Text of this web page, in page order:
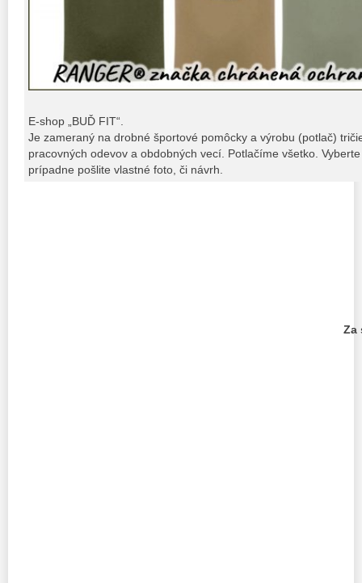
E-shop „BUĎ FIT“.
Je zameraný na drobné športové pomôcky a výrobu (potlač)
pracovných odevov a obdobných vecí. Potlačíme všetko.
prípadne pošlite vlastné foto, či návrh.
Za